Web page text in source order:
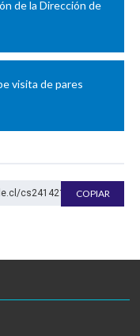
de la Dirección de
visita de pares
cs241421 COPIAR